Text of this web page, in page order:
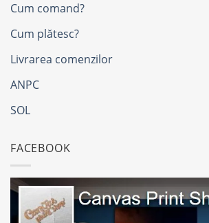
Cum comand?
Cum plătesc?
Livrarea comenzilor
ANPC
SOL
FACEBOOK